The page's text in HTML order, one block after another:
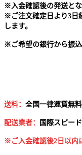
※ 入金確認後の発送とな
※ ご注文確定日より3日
します。
※ ご希望の銀行から振
送料： 全国一律運賃無料
配送業者： 国 際スピー
※ご入金確認後2日以内